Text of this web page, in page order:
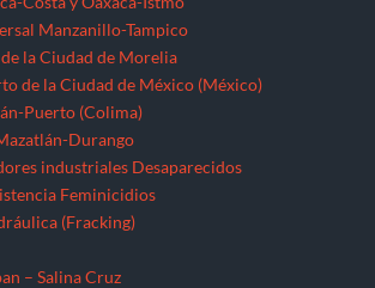
Manzanillo-Tampico
la Ciudad de Morelia
de la Ciudad de México (México)
Puerto (Colima)
Durango
industriales Desaparecidos
Feminicidios
(Fracking)
– Salina Cruz